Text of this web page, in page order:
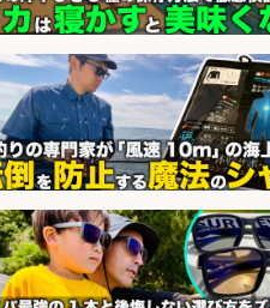
配達/ドライバー/ドライバー補
の梱包 年齢経験不問/完全週休
最低月収33万円保証
会社名 株式会社ワイズ
sponsored by 求人
魚の調理経験が活かせる「鮮
工/食品工場スタッフ」
会社名 株式会社松屋フーズ